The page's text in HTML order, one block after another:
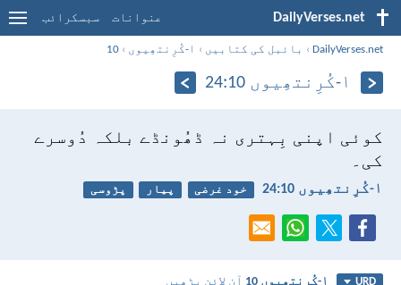
DailyVerses.net عنوانات سبسکرائب
DailyVerses.net
› بائبل کی کتابیں › ۱-کُرِنتھِیوں ›
10
۱-کُرِنتھِیوں 10:‏24
کوئی اپنی بِہتری نہ ڈھُونڈے بلکہ دُوسرے
کی۔
۱-کُرِنتھِیوں 10:‏24 خود غرضی پیار پڑوسی
URD ۱-کُرِنتھِیوں 10 آن لائن پڑھیں